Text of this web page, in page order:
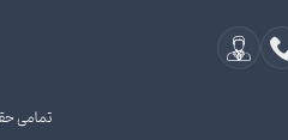
تمامی